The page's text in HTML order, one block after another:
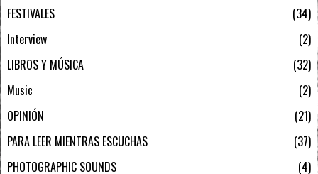
FESTIVALES
34
Interview
2
LIBROS Y MÚSICA
32
Music
2
OPINIÓN
21
PARA LEER MIENTRAS ESCUCHAS
37
PHOTOGRAPHIC SOUNDS
4